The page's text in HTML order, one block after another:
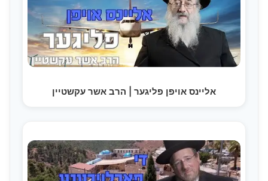
אליינס אויפן פליגער | הרב אשר עקשטיין